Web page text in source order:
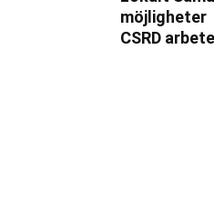
möjligheter
CSRD